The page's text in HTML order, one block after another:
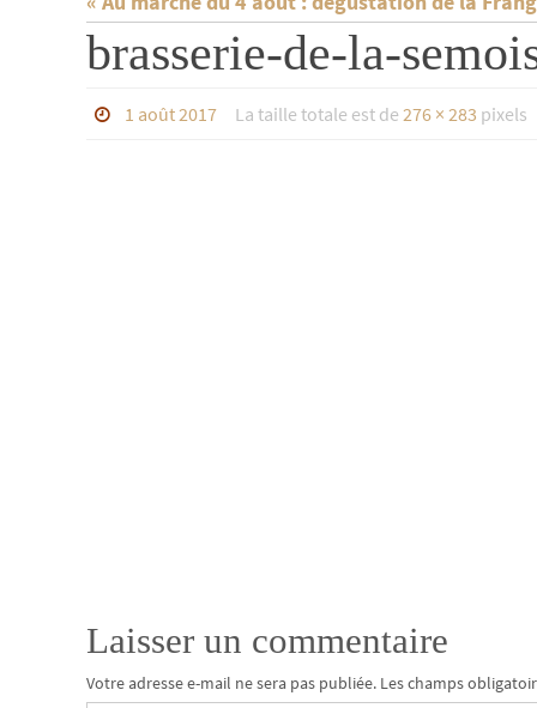
brasserie-de-la-
1 août 2017 La taille totale est de 276 × 283 pixels
Laisser un commentaire
Votre adresse e-mail ne sera pas publiée. Les champs